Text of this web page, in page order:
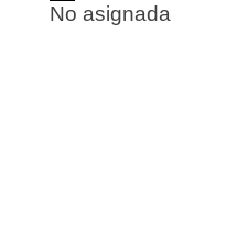
No asignada